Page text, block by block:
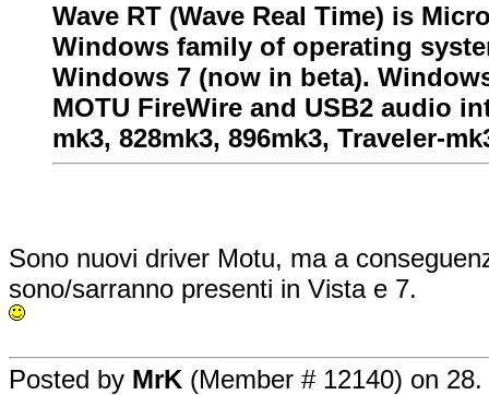
Wave RT (Wave Real Time) is
Windows family of operating
Windows 7 (now in beta).
MOTU FireWire and USB2 audio
mk3, 828mk3, 896mk3, Traveler-
Sono nuovi driver Motu, ma a
sono/sarranno presenti in Vista e 7.
Posted by MrK (Member # 12140) on